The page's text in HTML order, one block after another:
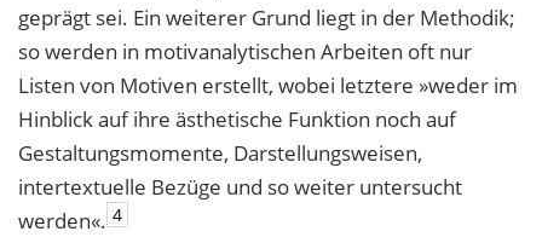
geprägt sei. Ein weiterer Grund liegt in der Methodik;
so werden in motivanalytischen Arbeiten oft nur
Listen von Motiven erstellt, wobei letztere »weder im
Hinblick auf ihre ästhetische Funktion noch auf
Gestaltungsmomente, Darstellungsweisen,
intertextuelle Bezüge und so weiter untersucht
werden«. 4